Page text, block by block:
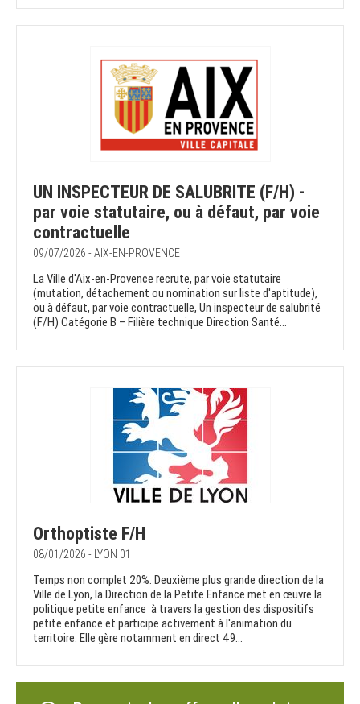
UN INSPECTEUR DE SALUBRITE (F/H) -
par voie statutaire, ou à défaut, par voie
contractuelle
09/07/2026 - AIX-EN-PROVENCE
La Ville d'Aix-en-Provence recrute, par voie statutaire
(mutation, détachement ou nomination sur liste d'aptitude),
ou à défaut, par voie contractuelle, Un inspecteur de salubrité
(F/H) Catégorie B – Filière technique Direction Santé...
Orthoptiste F/H
08/01/2026 - LYON 01
Temps non complet 20%. Deuxième plus grande direction de la
Ville de Lyon, la Direction de la Petite Enfance met en œuvre la
politique petite enfance à travers la gestion des dispositifs
petite enfance et participe activement à l'animation du
territoire. Elle gère notamment en direct 49...